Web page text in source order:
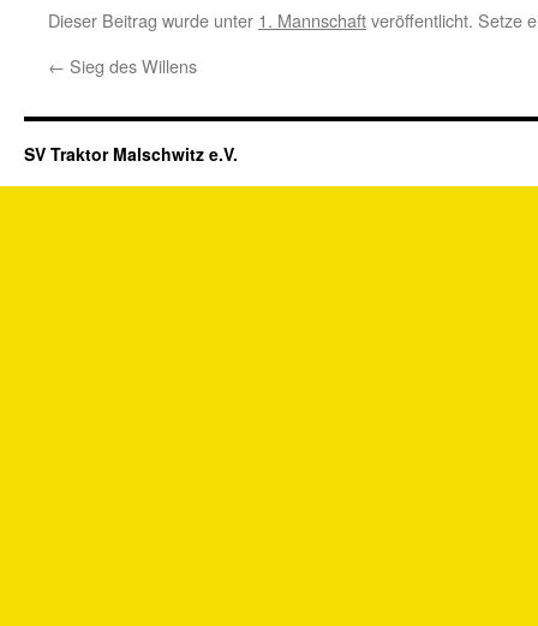
Dieser Beitrag wurde unter 1. Mannschaftveröffentlicht. Setze
← Sieg des Willens
SV Traktor Malschwitz e.V.